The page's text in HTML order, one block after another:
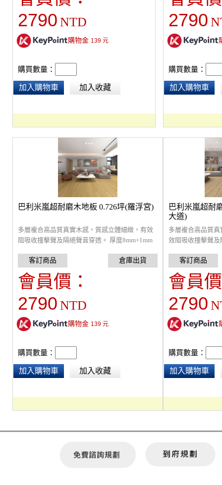
2790 NTD
購物金 139元
購買數量：
加入購物車 加入收藏
2790
購買數量：
加入購物車
巴利米嵐超耐磨木地板 0.726坪(羅浮宮)
多層複合高品質真實木感，質感立體細緻，有效
阻吸收撞擊聲及隔絕聲音穿透。 厚度8mm+1mm
MaxBlock 阻尼隔音毯(3mm)可達44dB,採用卡扣
設計，可自行組裝。一盒0.726坪。雙北以外地區
每箱加收，運費300元/箱
會員價：
2790 NTD
購物金 139元
購買數量：
加入購物車 加入收藏
巴利米嵐超耐
大道)
多層複合高品質
效阻吸收撞擊聲
量。搭配
44dB,採用卡扣設
坪。雙北以外地
會員
2790
購買數量：
加入購物車